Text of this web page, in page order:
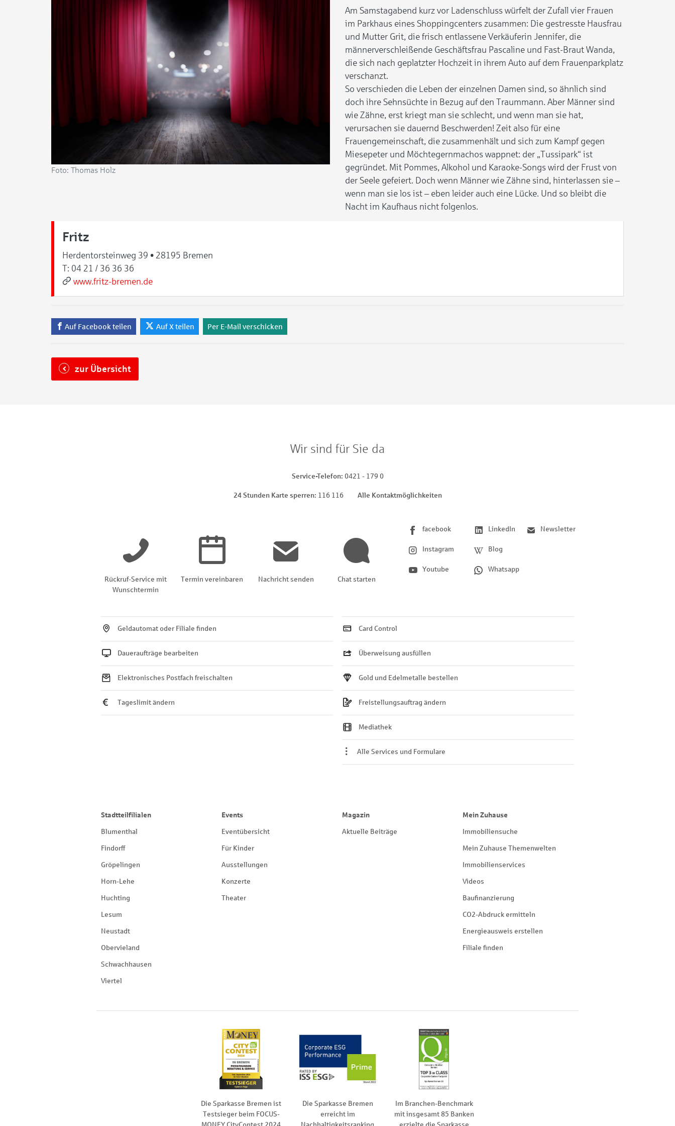
Foto: Thomas Holz
Am Samstagabend kurz vor Ladenschluss würfelt der Zufall vier Frauen
im Parkhaus eines Shoppingcenters zusammen: Die gestresste Hausfrau
und Mutter Grit, die frisch entlassene Verkäuferin Jennifer, die
männerverschleißende Geschäftsfrau Pascaline und Fast-Braut Wanda,
die sich nach geplatzter Hochzeit in ihrem Auto auf dem Frauenparkplatz
verschanzt.
So verschieden die Leben der einzelnen Damen sind, so ähnlich sind
doch ihre Sehnsüchte in Bezug auf den Traummann. Aber Männer sind
wie Zähne, erst kriegt man sie schlecht, und wenn man sie hat,
verursachen sie dauernd Beschwerden! Zeit also für eine
Frauengemeinschaft, die zusammenhält und sich zum Kampf gegen
Miesepeter und Möchtegernmachos wappnet: der „Tussipark“ ist
gegründet. Mit Pommes, Alkohol und Karaoke-Songs wird der Frust von
der Seele gefeiert. Doch wenn Männer wie Zähne sind, hinterlassen sie –
wenn man sie los ist – eben leider auch eine Lücke. Und so bleibt die
Nacht im Kaufhaus nicht folgenlos.
Fritz
Herdentorsteinweg 39 • 28195 Bremen
T: 04 21 / 36 36 36
www.fritz-bremen.de
Auf Facebook teilen Auf X teilen Per E-Mail verschicken
zur Übersicht
Wir sind für Sie da
Service-Telefon 0421 - 179 0
24 Stunden Karte sperren 116 116 Alle Kontaktmöglichkeiten
Rückruf-Service mit
Wunschtermin
Termin vereinbaren Nachricht senden Chat starten
facebook
Instagram
Youtube
LinkedIn
Blog
Whatsapp
Newsletter
Geldautomat oder Filiale finden
Daueraufträge bearbeiten
Elektronisches Postfach freischalten
Tageslimit ändern
Card Control
Überweisung ausfüllen
Gold und Edelmetalle bestellen
Freistellungsauftrag ändern
Mediathek
Alle Services und Formulare
Stadtteilfilialen
Blumenthal
Findorff
Gröpelingen
Horn-Lehe
Huchting
Lesum
Neustadt
Obervieland
Schwachhausen
Viertel
Events
Eventübersicht
Für Kinder
Ausstellungen
Konzerte
Theater
Magazin
Aktuelle Beiträge
Mein Zuhause
Immobiliensuche
Mein Zuhause Themenwelten
Immobilienservices
Videos
Baufinanzierung
CO2-Abdruck ermitteln
Energieausweis erstellen
Filiale finden
Die Sparkasse Bremen ist
Testsieger beim FOCUS-
Die Sparkasse Bremen
erreicht im
Im Branchen-Benchmark
mit insgesamt 85 Banken